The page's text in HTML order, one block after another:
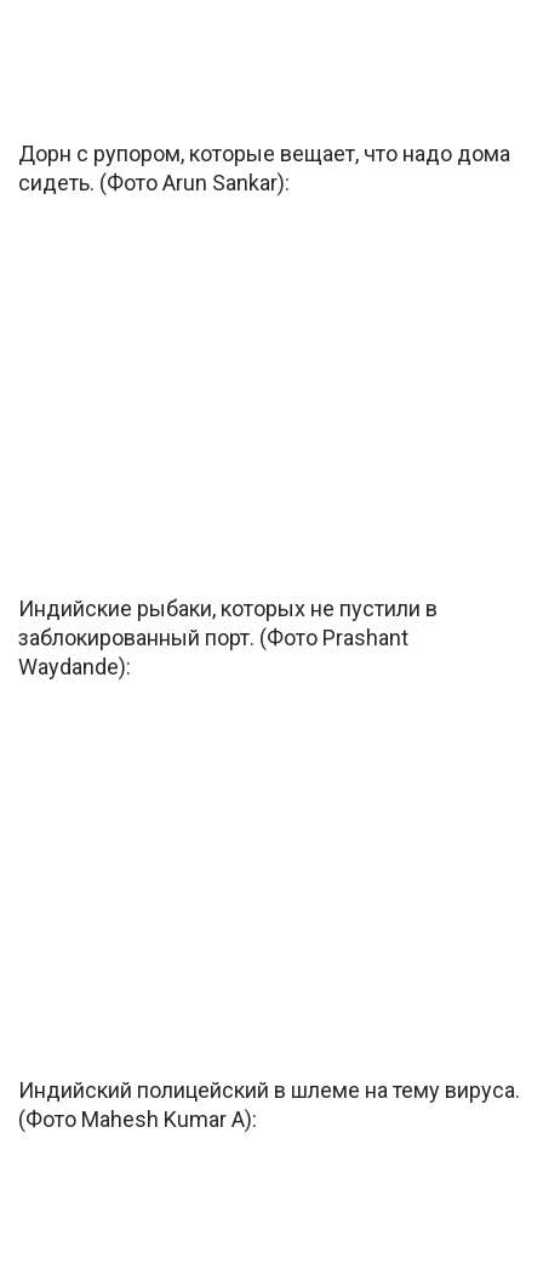
Дорн с рупором, которые вещает, что надо дома
сидеть. (Фото Arun Sankar):
Индийские рыбаки, которых не пустили в
заблокированный порт. (Фото Prashant
Waydande):
Индийский полицейский в шлеме на тему вируса.
(Фото Mahesh Kumar A):